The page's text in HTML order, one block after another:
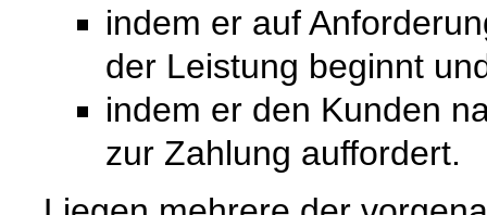
indem er auf
der Leistung beginnt
indem er den Kunden
zur Zahlung auffordert.